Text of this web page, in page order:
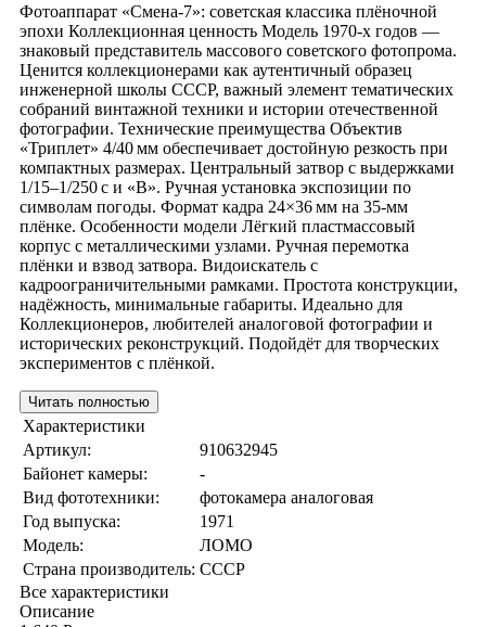
Фотоаппарат «Смена‑7»: советская классика плёночной
эпохи Коллекционная ценность Модель 1970‑х годов —
знаковый представитель массового советского фотопрома.
Ценится коллекционерами как аутентичный образец
инженерной школы СССР, важный элемент тематических
собраний винтажной техники и истории отечественной
фотографии. Технические преимущества Объектив
«Триплет» 4/40 мм обеспечивает достойную резкость при
компактных размерах. Центральный затвор с выдержками
1/15–1/250 с и «В». Ручная установка экспозиции по
символам погоды. Формат кадра 24×36 мм на 35‑мм
плёнке. Особенности модели Лёгкий пластмассовый
корпус с металлическими узлами. Ручная перемотка
плёнки и взвод затвора. Видоискатель с
кадроограничительными рамками. Простота конструкции,
надёжность, минимальные габариты. Идеально для
Коллекционеров, любителей аналоговой фотографии и
исторических реконструкций. Подойдёт для творческих
экспериментов с плёнкой.
Читать полностью
Характеристики
Артикул:
910632945
Байонет камеры:
-
Вид фототехники:
фотокамера аналоговая
Год выпуска:
1971
Модель:
ЛОМО
Страна производитель: СССР
Все характеристики
Описание